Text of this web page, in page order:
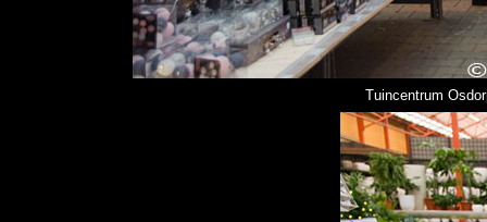
Tuincentrum